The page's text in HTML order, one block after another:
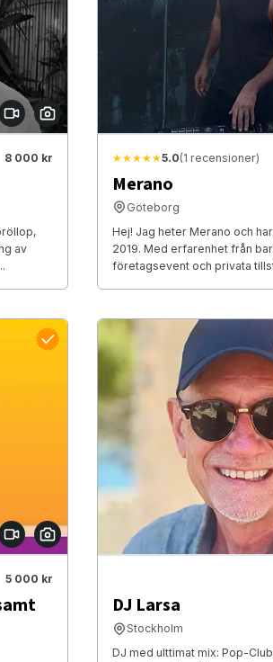
8 000 kr
av
★★★★★5.0(1 recensioner)
Merano
Göteborg
Hej! Jag heter Merano och
2019. Med erfarenhet från
företagsevent och privata
5 000 kr
DJ Larsa
Stockholm
DJ med ulttimat mix: Pop-